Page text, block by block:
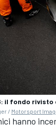
il fondo
/ Motorsport
hanno